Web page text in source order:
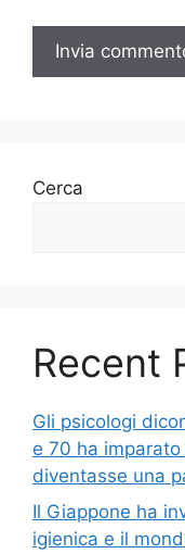
Cerca
Recent
Gli psicologi
e 70 ha
diventasse una
Il Giappone ha
igienica e il